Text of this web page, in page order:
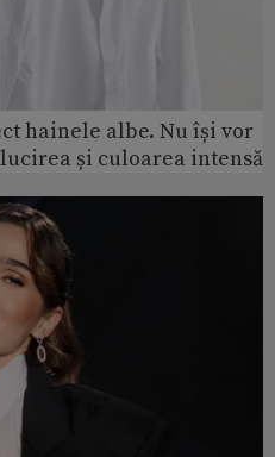
hainele albe. Nu își vor
și culoarea intensă